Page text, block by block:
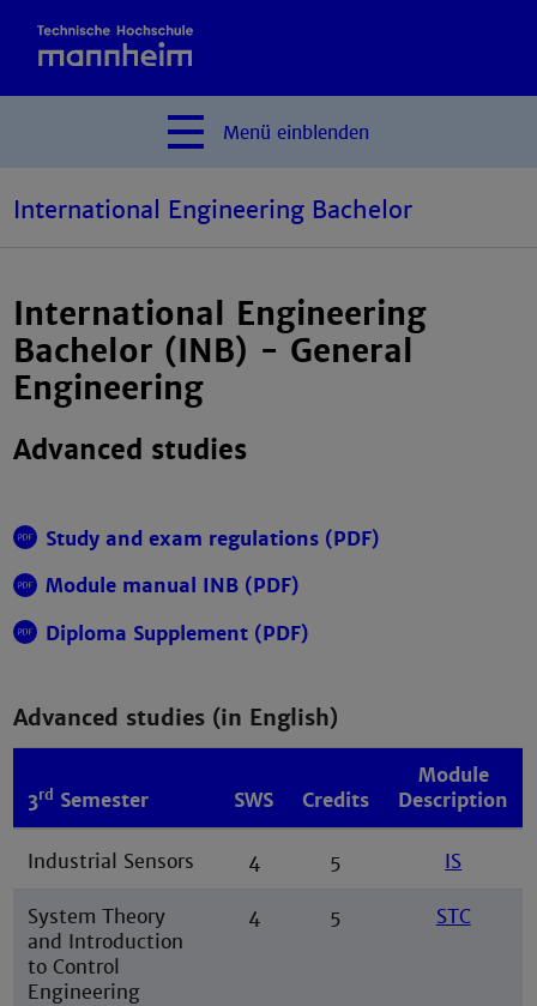
Menü einblenden
International Engineering Bachelor
International Engineering
Bachelor (INB) - General
Engineering
Advanced studies
Study and exam regulations (PDF)
Module manual INB (PDF)
Diploma Supplement (PDF)
Advanced studies (in English)
3rd Semester SWS Credits
Module
Description
Industrial Sensors 4 5 IS
System Theory
and Introduction
to Control
Engineering
4 5 STC